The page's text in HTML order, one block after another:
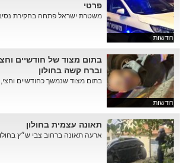
חדשות
פרטי
משטרת ישראל פתחה בחקירת
חדשות
בתום מצוד של חודשיים
וברח קשה בחולון
בתום מצוד שנמשך כחודשיים
תאונה עצמית בחולון
ארעה תאונה ברחוב צבי ש״ץ